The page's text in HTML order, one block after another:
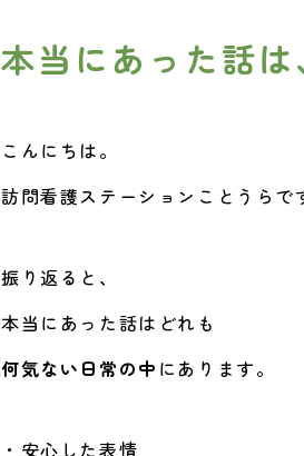
本当にあった話
こんにちは。
訪問看護ステーションことうらで
振り返ると、
本当にあった話はどれも
何気ない日常の中 にあります。
・安心した表情